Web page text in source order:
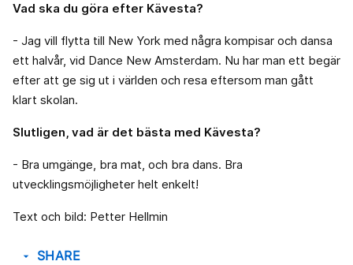
Vad ska du göra efter Kävesta?
- Jag vill flytta till New York med några kompisar och dansa
ett halvår, vid Dance New Amsterdam. Nu har man ett begär
efter att ge sig ut i världen och resa eftersom man gått
klart skolan.
Slutligen, vad är det bästa med Kävesta?
- Bra umgänge, bra mat, och bra dans. Bra
utvecklingsmöjligheter helt enkelt!
Text och bild: Petter Hellmin
arrow_drop_down SHARE